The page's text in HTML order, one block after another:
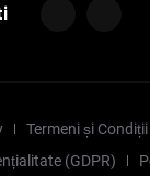
Termeni și
(GDPR)